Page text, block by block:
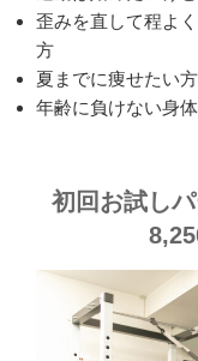
歪みを直して程よ
方
夏までに痩せたい方
年齢に負けない身
初回お試し